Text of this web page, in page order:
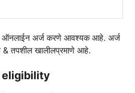
ऑनलाईन अर्ज करणे आवश्यक आहे. अर्ज
& तपशील खालीलप्रमाणे आहे.
eligibility